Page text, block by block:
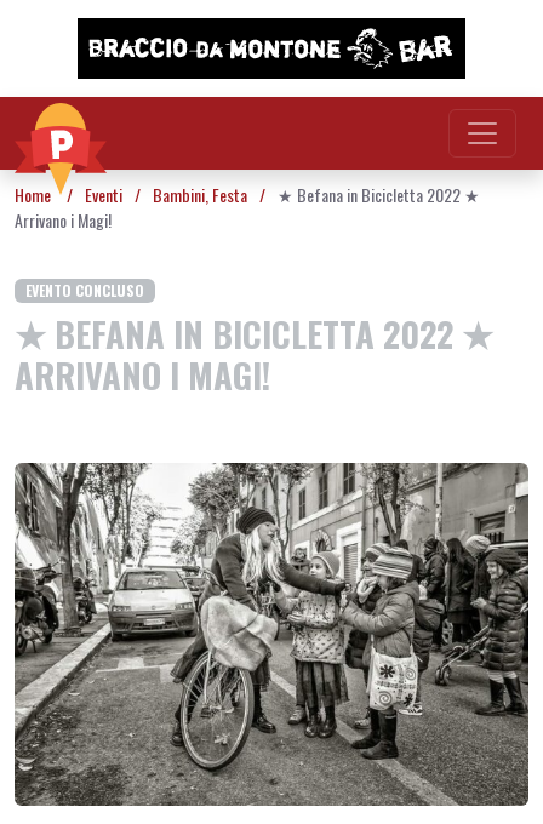
Vai al contenuto
Home / Eventi / Bambini Festa / ★ Befana in Bicicletta 2022 ★
Arrivano i Magi!
EVENTO CONCLUSO
★ BEFANA IN BICICLETTA 2022 ★
ARRIVANO I MAGI!